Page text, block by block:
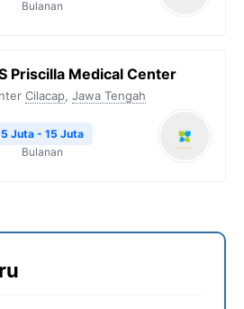
Bulanan
Priscilla Medical Center
Cilacap, Jawa Tengah
5 Juta - 15 Juta
Bulanan